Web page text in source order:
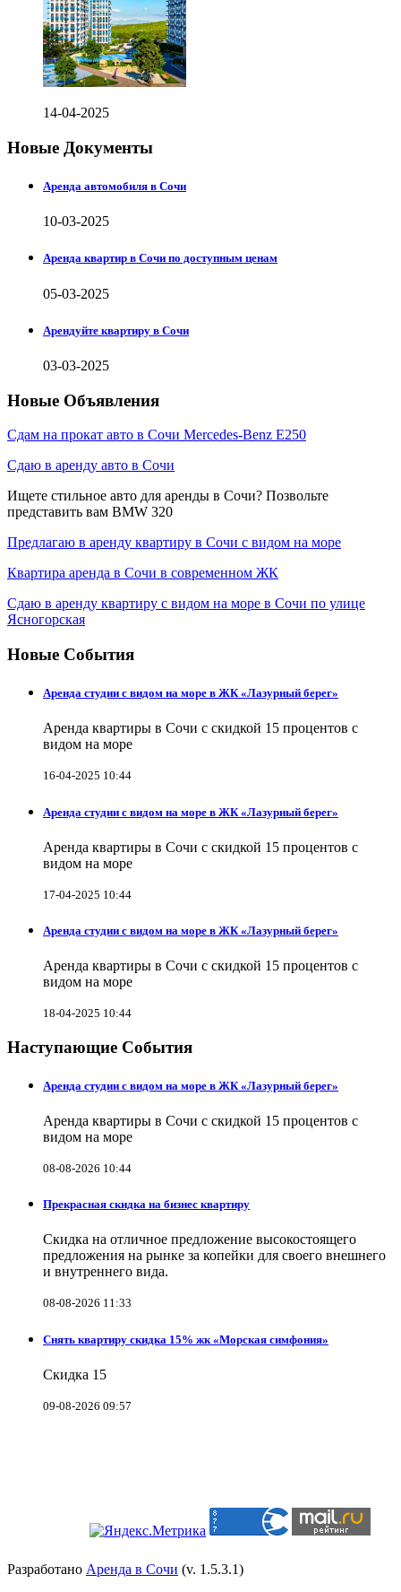
14-04-2025
Новые Документы
Аренда автомобиля в Сочи
10-03-2025
Аренда квартир в Сочи по доступным ценам
05-03-2025
Арендуйте квартиру в Сочи
03-03-2025
Новые Объявления
Сдам на прокат авто в Сочи Mercedes-Benz E250
Сдаю в аренду авто в Сочи
Ищете стильное авто для аренды в Сочи? Позвольте
представить вам BMW 320
Предлагаю в аренду квартиру в Сочи с видом на море
Квартира аренда в Сочи в современном ЖК
Сдаю в аренду квартиру с видом на море в Сочи по улице
Ясногорская
Новые События
Аренда студии с видом на море в ЖК «Лазурный берег»
Аренда квартиры в Сочи с скидкой 15 процентов с
видом на море
16-04-2025 10:44
Аренда студии с видом на море в ЖК «Лазурный берег»
Аренда квартиры в Сочи с скидкой 15 процентов с
видом на море
17-04-2025 10:44
Аренда студии с видом на море в ЖК «Лазурный берег»
Аренда квартиры в Сочи с скидкой 15 процентов с
видом на море
18-04-2025 10:44
Наступающие События
Аренда студии с видом на море в ЖК «Лазурный берег»
Аренда квартиры в Сочи с скидкой 15 процентов с
видом на море
08-08-2026 10:44
Прекрасная скидка на бизнес квартиру
Скидка на отличное предложение высокостоящего
предложения на рынке за копейки для своего внешнего
и внутреннего вида.
08-08-2026 11:33
Снять квартиру скидка 15% жк «Морская симфония»
Скидка 15
09-08-2026 09:57
Разработано Аренда в Сочи (v. 1.5.3.1)